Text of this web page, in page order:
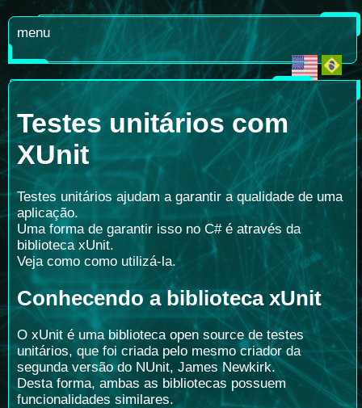
menu
Testes unitários com
XUnit
Testes unitários ajudam a garantir a qualidade de uma
aplicação.
Uma forma de garantir isso no C# é através da
biblioteca xUnit.
Veja como como utilizá-la.
Conhecendo a biblioteca xUnit
O xUnit é uma biblioteca open source de testes
unitários, que foi criada pelo mesmo criador da
segunda versão do NUnit, James Newkirk.
Desta forma, ambas as bibliotecas possuem
funcionalidades similares.